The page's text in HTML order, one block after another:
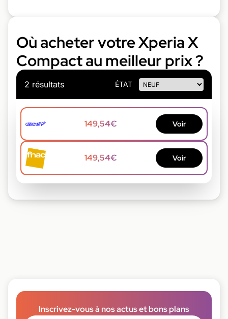
Où acheter votre Xperia X
Compact au meilleur prix ?
2 résultats ÉTAT
149,54€ Voir
149,54€ Voir
Inscrivez-vous à nos actus et bons plans